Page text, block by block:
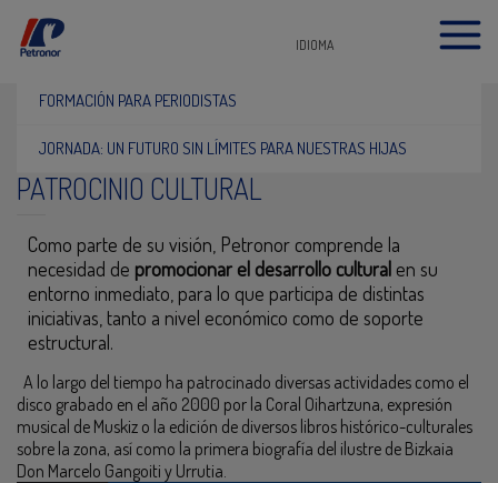
IDIOMA
FORMACIÓN PARA PERIODISTAS
JORNADA: UN FUTURO SIN LÍMITES PARA NUESTRAS HIJAS
PATROCINIO CULTURAL
Como parte de su visión, Petronor comprende la
necesidad de promocionar el desarrollo cultural en su
entorno inmediato, para lo que participa de distintas
iniciativas, tanto a nivel económico como de soporte
estructural.
A lo largo del tiempo ha patrocinado diversas actividades como el
disco grabado en el año 2000 por la Coral Oihartzuna, expresión
musical de Muskiz o la edición de diversos libros histórico-culturales
sobre la zona, así como la primera biografía del ilustre de Bizkaia
Don Marcelo Gangoiti y Urrutia.